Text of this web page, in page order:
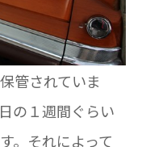
管されていま
の１週間ぐらい
。それによって